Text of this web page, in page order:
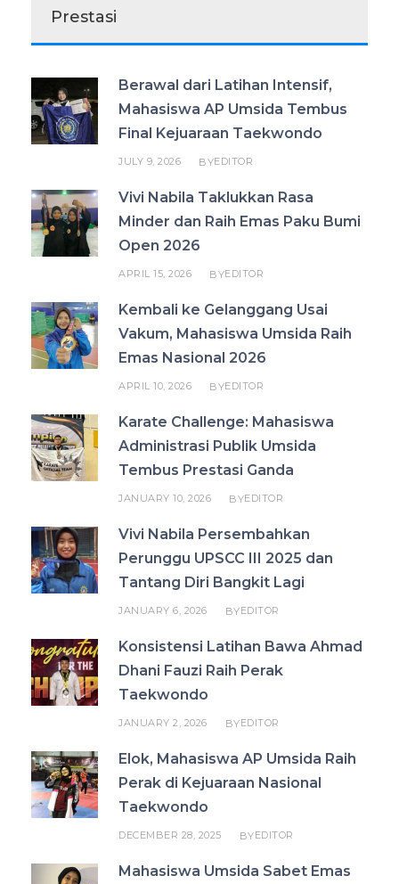
Prestasi
Berawal dari Latihan Intensif,
Mahasiswa AP Umsida Tembus
Final Kejuaraan Taekwondo
JULY 9, 2026 BYEDITOR
Vivi Nabila Taklukkan Rasa
Minder dan Raih Emas Paku Bumi
Open 2026
APRIL 15, 2026 BYEDITOR
Kembali ke Gelanggang Usai
Vakum, Mahasiswa Umsida Raih
Emas Nasional 2026
APRIL 10, 2026 BYEDITOR
Karate Challenge: Mahasiswa
Administrasi Publik Umsida
Tembus Prestasi Ganda
JANUARY 10, 2026 BYEDITOR
Vivi Nabila Persembahkan
Perunggu UPSCC III 2025 dan
Tantang Diri Bangkit Lagi
JANUARY 6, 2026 BYEDITOR
Konsistensi Latihan Bawa Ahmad
Dhani Fauzi Raih Perak
Taekwondo
JANUARY 2, 2026 BYEDITOR
Elok, Mahasiswa AP Umsida Raih
Perak di Kejuaraan Nasional
Taekwondo
DECEMBER 28, 2025 BYEDITOR
Mahasiswa Umsida Sabet Emas